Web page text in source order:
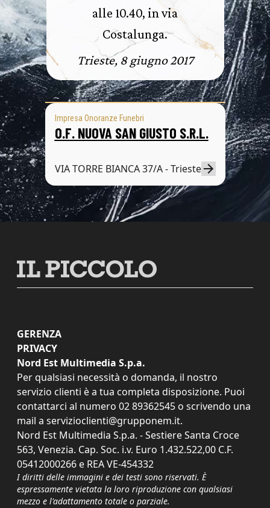
alle 10.40, in via
Costalunga.
Trieste, 8 giugno 2017
Impresa Onoranze Funebri
O.F. NUOVA SAN GIUSTO S.R.L.
VIA TORRE BIANCA 37/A - Trieste
GERENZA
PRIVACY
Nord Est Multimedia S.p.a.
Per qualsiasi necessità o domanda, il nostro
servizio clienti è a tua completa disposizione. Puoi
contattarci al numero 02 89362545 o scrivendo una
mail a servizioclienti@grupponem.it.
Nord Est Multimedia S.p.a. - Sestiere Santa Croce
563, Venezia. Cap. Soc. i.v. Euro 1.432.522,00 C.F.
05412000266 e REA VE-454332
I diritti delle immagini e dei testi sono riservati. È
espressamente vietata la loro riproduzione con qualsiasi
mezzo e l'adattamento totale o parziale.